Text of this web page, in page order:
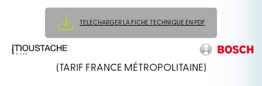
TELECHARGER LA FICHE TECHNIQUE EN PDF
(TARIF FRANCE MÉTROPOLITAINE)